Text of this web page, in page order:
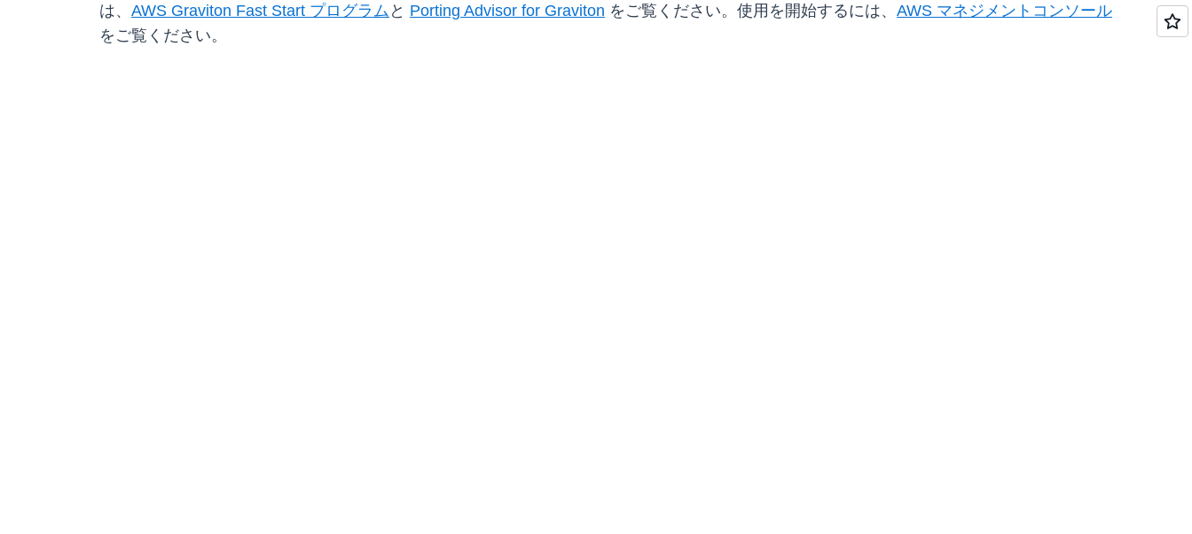
は、 AWS Graviton Fast Start プログラム と Porting Advisor for Graviton をご覧ください。使用を開始するには、 AWS マネジメントコンソール
をご覧ください。